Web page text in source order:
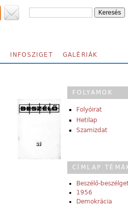
INFOSZIGET GALÉRIÁK
FOLYAMOK
Folyóirat
Hetilap
Szamizdat
CÍMLAP
Beszélő-
1956
Demokrácia